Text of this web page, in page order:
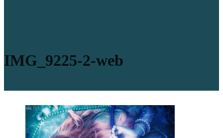
IMG_9225-2-web